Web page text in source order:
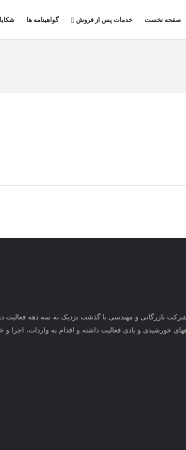
صفحه نخست خدمات پس از فروش گواهینامه ها
بازرگانی و مهندسی با گذشت نزدیک به سه دهه فعالیت
خورشیدی و بادی فعالیت داشته و اقدام به واردات، اجرا